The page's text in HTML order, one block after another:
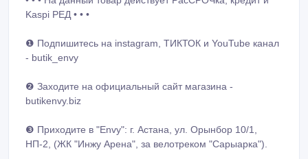
Kaspi РЕД • • •
❶ Подпишитесь на instagram, ТИКТОК и YouTube канал
- butik_envy
❷ Заходите на официальный сайт магазина -
butikenvy.biz
❸ Приходите в "Envy": г. Астана, ул. Орынбор 10/1,
НП-2, (ЖК "Инжу Арена", за велотреком "Сарыарка").